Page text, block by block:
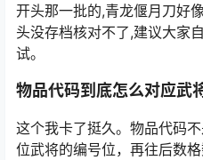
开头那一批的,青龙偃月刀好
头没存档核对不了,建议大家
试。
物品代码到底怎么对应武
这个我卡了挺久。物品代码
位武将的编号位，再往后数